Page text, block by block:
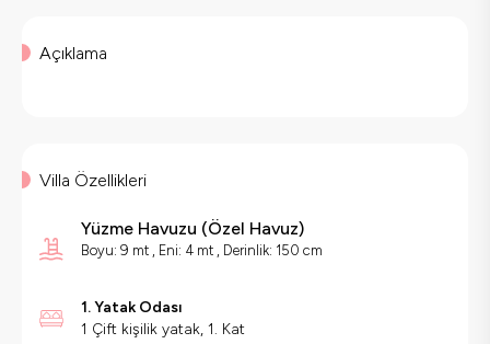
Açıklama
Villa Özellikleri
Yüzme Havuzu (Özel Havuz)
Boyu: 9 mt , Eni: 4 mt , Derinlik: 150 cm
1. Yatak Odası
1 Çift kişilik yatak, 1. Kat